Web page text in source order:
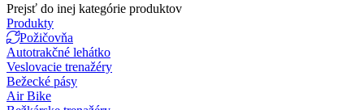
Prejsť do inej kategórie produktov
Produkty
Požičovňa
Autotrakčné lehátko
Veslovacie trenažéry
Bežecké pásy
Air Bike